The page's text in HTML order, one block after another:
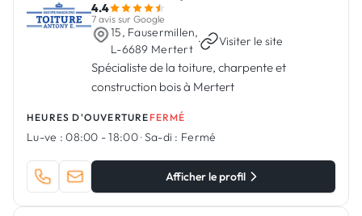
4.4
7 avis sur Google
15, Fausermillen,
L-6689 Mertert
· Visiter le site
Spécialiste de la toiture, charpente et
construction bois à Mertert
HEURES D'OUVERTURE FERMÉ
Lu-ve : 08:00 - 18:00·Sa-di : Fermé
Afficher le profil